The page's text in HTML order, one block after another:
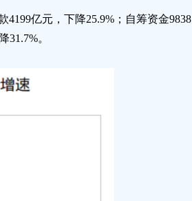
亿元，下降25.9%；自筹资金9838
。